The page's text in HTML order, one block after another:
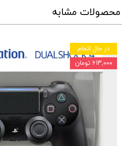
محصولات مشابه
در حال اتمام
۶۱۳,۰۰۰ تومان